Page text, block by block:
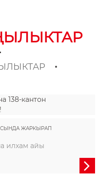
ЖАРКЫРАП
илхам айы
